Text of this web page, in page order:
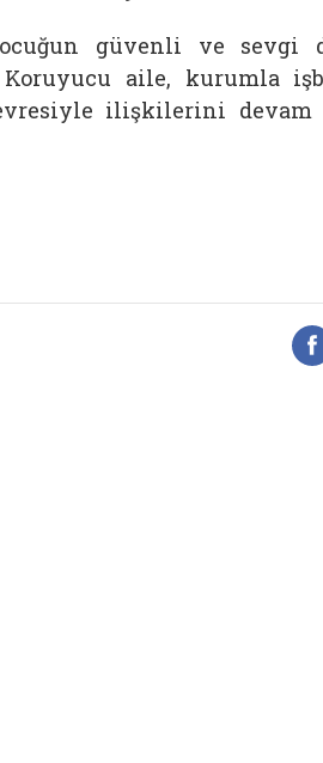
güvenli ve sevgi
Koruyucu aile, kurumla
ilişkilerini